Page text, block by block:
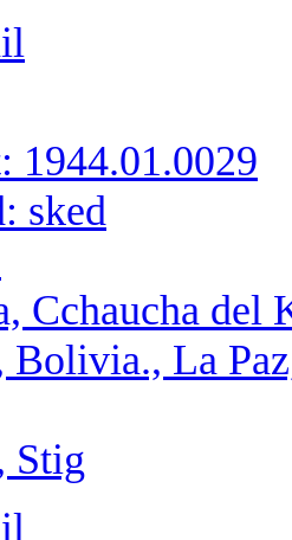
1944.01.0029
sked
Cchaucha del
Bolivia., La
Stig